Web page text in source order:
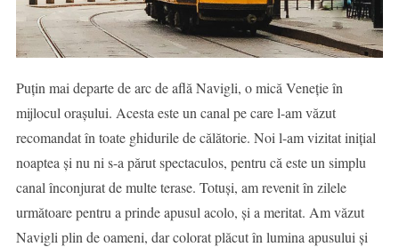
Puțin mai departe de arc de află Navigli, o mică Veneție în
mijlocul orașului. Acesta este un canal pe care l-am văzut
recomandat în toate ghidurile de călătorie. Noi l-am vizitat inițial
noaptea și nu ni s-a părut spectaculos, pentru că este un simplu
canal înconjurat de multe terase. Totuși, am revenit în zilele
următoare pentru a prinde apusul acolo, și a meritat. Am văzut
Navigli plin de oameni, dar colorat plăcut în lumina apusului și